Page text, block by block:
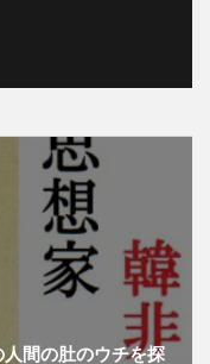
間の肚のウチを探